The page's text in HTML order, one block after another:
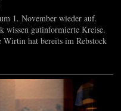
1. November wieder auf.
wissen gutinformierte Kreise.
Wirtin hat bereits im Rebstock